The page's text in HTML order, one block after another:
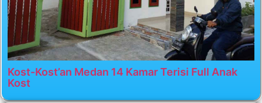
Kost-Kost’an Medan 14 Kamar Terisi Full Anak
Kost